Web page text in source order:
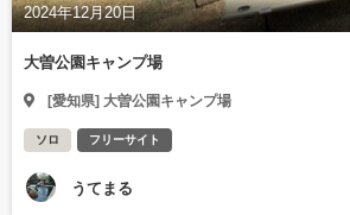
2024年12月20日
大曽公園キャンプ場
[愛知県] 大曽公園キャンプ場
ソロ フリーサイト
うてまる